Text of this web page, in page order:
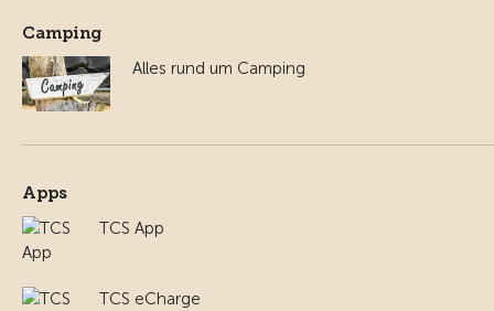
Camping
Alles rund um Camping
Apps
TCS App
TCS eCharge